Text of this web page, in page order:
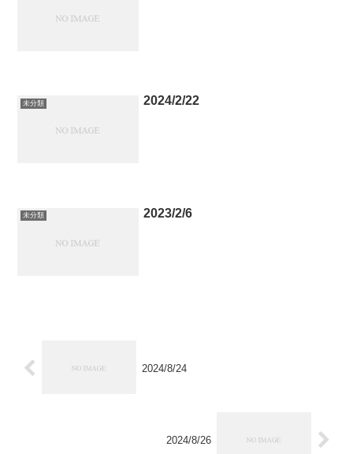
未分類 2024/2/22
未分類 2023/2/6
2024/8/24
2024/8/26